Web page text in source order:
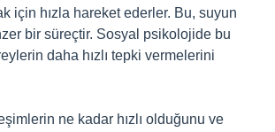
için hızla hareket ederler. Bu, suyun
bir süreçtir. Sosyal psikolojide bu
daha hızlı tepki vermelerini
ne kadar hızlı olduğunu ve